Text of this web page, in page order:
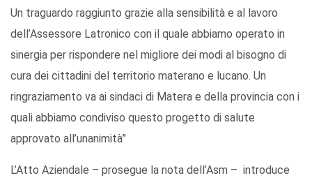
Un traguardo raggiunto grazie alla sensibilità e al lavoro
dell’Assessore Latronico con il quale abbiamo operato in
sinergia per rispondere nel migliore dei modi al bisogno di
cura dei cittadini del territorio materano e lucano. Un
ringraziamento va ai sindaci di Matera e della provincia con i
quali abbiamo condiviso questo progetto di salute
approvato all’unanimità”
L’Atto Aziendale – prosegue la nota dell’Asm – introduce